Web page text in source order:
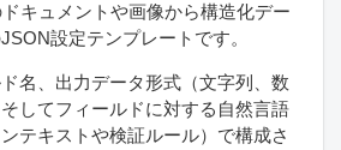
キュメントや画像から構造化デー
設定テンプレートです。
名、出力データ形式（文字列、数
してフィールドに対する自然言語
テキストや検証ルール）で構成さ